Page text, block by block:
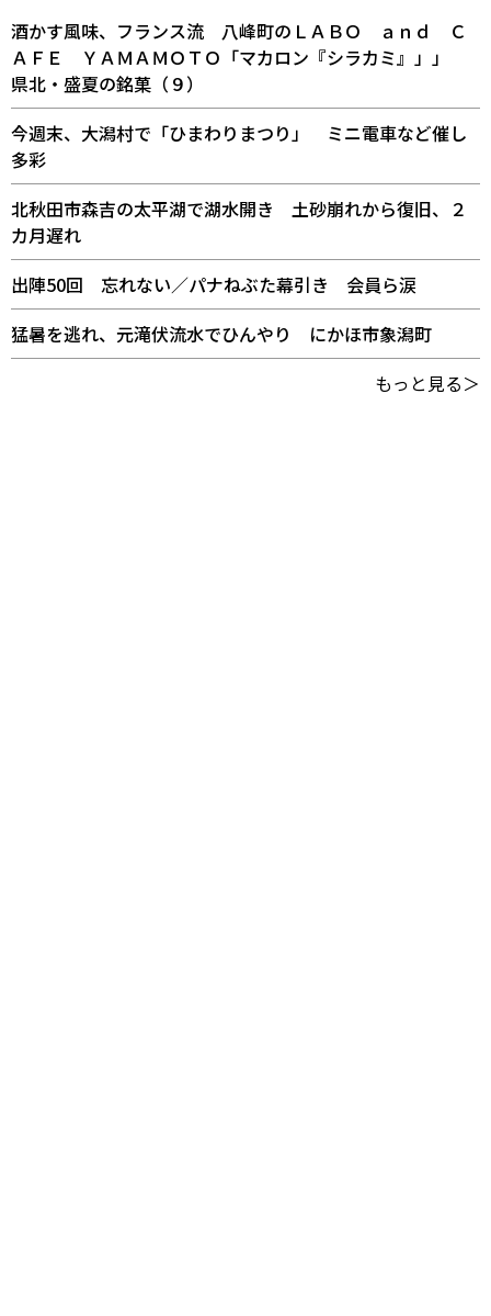
酒かす風味、フランス流 八峰町のＬＡＢＯ ａｎｄ Ｃ
ＡＦＥ ＹＡＭＡＭＯＴＯ「マカロン『シラカミ』」」
県北・盛夏の銘菓（９）
今週末、大潟村で「ひまわりまつり」 ミニ電車など催し
多彩
北秋田市森吉の太平湖で湖水開き 土砂崩れから復旧、２
カ月遅れ
出陣50回 忘れない／パナねぶた幕引き 会員ら涙
猛暑を逃れ、元滝伏流水でひんやり にかほ市象潟町
もっと見る＞